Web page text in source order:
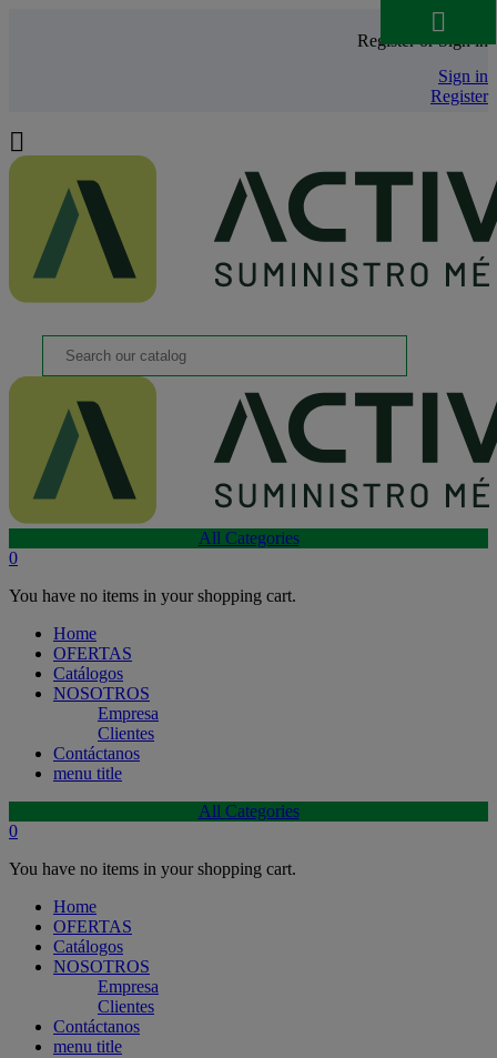
Register or Sign in
Sign in
Register


All Categories
0
You have no items in your shopping cart.
Home
OFERTAS
Catálogos
NOSOTROS
Empresa
Clientes
Contáctanos
menu title
All Categories
0
You have no items in your shopping cart.
Home
OFERTAS
Catálogos
NOSOTROS
Empresa
Clientes
Contáctanos
menu title